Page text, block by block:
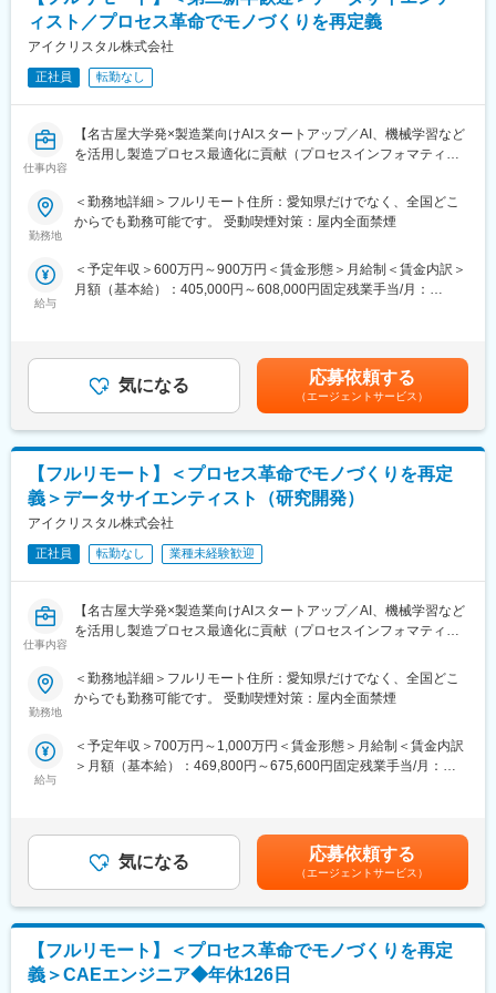
ィスト／プロセス革命でモノづくりを再定義
アイクリスタル株式会社
正社員 転勤なし
仕事内容
【名古屋大学発×製造業向けAIスタートアップ／AI、機械学習など
を活用し製造プロセス最適化に貢献（プロセスインフォマティク
■業務内容
製造業のクライアントから頂く現場の各種データを解析し、生産
案を担当して頂きます。企業や大学との共同研究プロジェクトも
多く、新規性のあるものについては学会発表や論文投稿、特許の
で最適化し、顧客の製品の品質向上やスピード向上、不良率の低
減などに貢献します。
・製造現場のエンジニアとコミュニケーション機会も豊富です。
現場の方から情報を引き出すためコミュニケーション力や課題を
抽出し整理する力が身につきます。
■中途入社者からの声
「前職の経験を活かしながら新しい技術に挑戦できる」「役員と
もフラットに議論できる環境」「自社開発の教育システムで学び
ながらスピード成長」「国家プロジェクトや大手企業との共同研
■フルリモート勤務
どこからでも勤務可能です。実際に隔月出社のペースで働いてい
る社員もいます。
■当社について
名古屋大学・宇治原研究室の先端研究を基盤に生まれたスタート
マティクス（PI）で、カンや試行錯誤に頼る開発から、データ駆
動のスマートなプロセスへ。
わずかな実データからデジタルツインを作り、仮想実験で最適条
件を瞬時に導きます。
結果、開発期間は短縮、さらに高品質な製品開発につなげること
ができます。
■差別化ポイント
勤務地
＜勤務地詳細＞フルリモート住所：愛知県だけでなく、全国どこ
からでも勤務可能です。 受動喫煙対策：屋内全面禁煙
給与
＜予定年収＞600万円～900万円＜賃金形態＞月給制＜賃金内訳＞
月額（基本給）：405,000円～608,000円固定残業手当/月：
給与改定：年2回（１月、７月）■賞与：年2回（3月、9月）賃金
はあくまでも目安の金額であり、選考を通じて上下する可能性が
あります。月給(月額)は固定手当を含めた表記です。
気になる 応募依頼する
（エージェントサービス）
【フルリモート】＜プロセス革命でモノづくりを再定
義＞データサイエンティスト（研究開発）
アイクリスタル株式会社
正社員 転勤なし 業種未経験歓迎
仕事内容
【名古屋大学発×製造業向けAIスタートアップ／AI、機械学習など
を活用し製造プロセス最適化に貢献（プロセスインフォマティク
■業務内容
機械学習や統計学、数理最適化を駆使して製造業における課題解
て頂きます。企業や研究所、大学との共同研究プロジェクトも多
く、新規性のあるものについては学会発表や論文投稿、特許の取
づくりを根本から改善し、直接社会の役に立てます。
・製造業ドメイン知識を持つ社員との議論をしながらの機械学
習、統計的手法や数理最適化を用いて課題解決に取り組めます。
研究要素・新規性のあるものについては学会発表や論文投稿、特
許の取得等をすることも可能です。
■中途入社者からの声
「前職の経験を活かしながら新しい技術に挑戦できる」「役員と
勤務地
＜勤務地詳細＞フルリモート住所：愛知県だけでなく、全国どこ
からでも勤務可能です。 受動喫煙対策：屋内全面禁煙
給与
＜予定年収＞700万円～1,000万円＜賃金形態＞月給制＜賃金内訳
＞月額（基本給）：469,800円～675,600円固定残業手当/月：
給与改定：年2回（１月、７月）■賞与：年2回（3月、9月）賃金
はあくまでも目安の金額であり、選考を通じて上下する可能性が
あります。月給(月額)は固定手当を含めた表記です。
気になる 応募依頼する
（エージェントサービス）
【フルリモート】＜プロセス革命でモノづくりを再定
義＞CAEエンジニア◆年休126日